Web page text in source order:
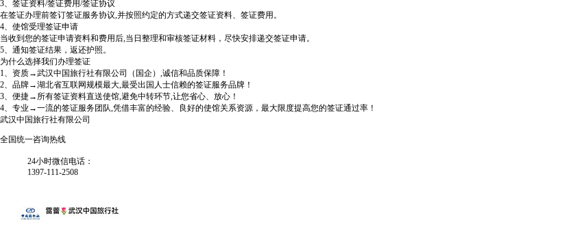
3、签证资料/签证费用/签证协议
在签证办理前签订签证服务协议,并按照约定的方式递交签证资料、签证费用。
4、使馆受理签证申请
当收到您的签证申请资料和费用后,当日整理和审核签证材料，尽快安排递交签证申请。
5、通知签证结果，返还护照。
为什么选择我们办理签证
1、资质→武汉中国旅行社有限公司（国企）,诚信和品质保障！
2、品牌→湖北省互联网规模最大,最受出国人士信赖的签证服务品牌！
3、便捷→所有签证资料直送使馆,避免中转环节,让您省心、放心！
4、专业→一流的签证服务团队,凭借丰富的经验、良好的使馆关系资源，最大限度提高您的签证通过率！
武汉中国旅行社有限公司
全国统一咨询热线
24小时微信电话：
1397-111-2508